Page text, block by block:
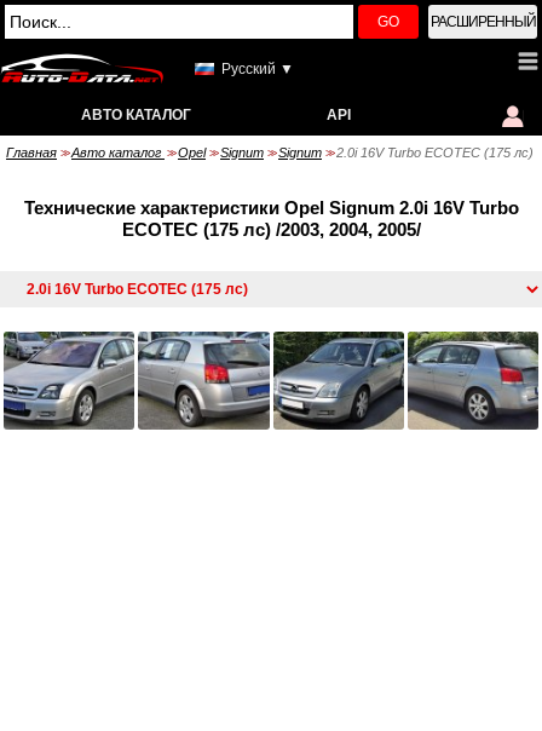
GO РАСШИРЕННЫЙ
Русский ▼
АВТО КАТАЛОГ API
Главная >> Авто каталог >> Opel >> Signum >> Signum >> 2.0i 16V Turbo ECOTEC (175 лс)
Технические характеристики Opel Signum 2.0i 16V Turbo
ECOTEC (175 лс) /2003, 2004, 2005/